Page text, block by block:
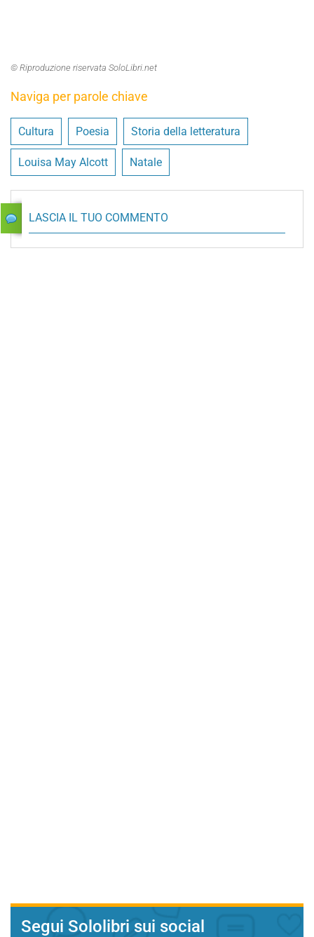
© Riproduzione riservata SoloLibri.net
Naviga per parole chiave
Cultura Poesia Storia della letteratura
Louisa May Alcott Natale
LASCIA IL TUO COMMENTO
Segui Sololibri sui social